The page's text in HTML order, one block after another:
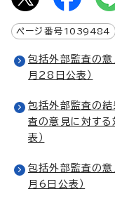
ページ番号 1039484
包括外部監査の
月28日公表）
包括外部監査の結
査の意見に対す
表）
包括外部監査の
月6日公表）